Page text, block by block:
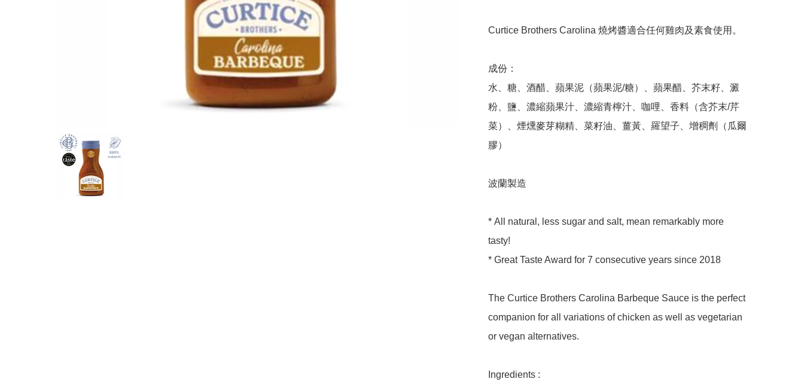
Curtice Brothers Carolina 燒烤醬適合任何雞肉及素食使用。
成份：
水、糖、酒醋、蘋果泥（蘋果泥/糖）、蘋果醋、芥末籽、澱
粉、鹽、濃縮蘋果汁、濃縮青檸汁、咖哩、香料（含芥末/芹
菜）、煙燻麥芽糊精、菜籽油、薑黃、羅望子、增稠劑（瓜爾
膠）
波蘭製造
* All natural, less sugar and salt, mean remarkably more
tasty!
* Great Taste Award for 7 consecutive years since 2018
The Curtice Brothers Carolina Barbeque Sauce is the perfect
companion for all variations of chicken as well as vegetarian
or vegan alternatives.
Ingredients :